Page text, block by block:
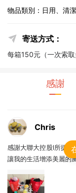
物品類別：日用、清潔
寄送方式：
每箱150元（一次索
感謝
Chris
感謝大聯大控股l所提
讓我的生活增添美麗的